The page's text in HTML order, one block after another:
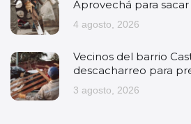
Aprovechá para
4 agosto, 2026
Vecinos del barrio
descacharreo para
3 agosto, 2026